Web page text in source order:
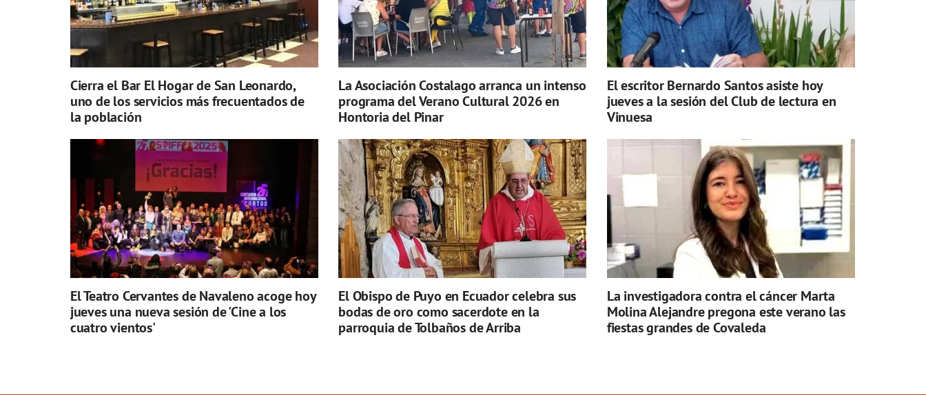
Cierra el Bar El Hogar de San Leonardo,
uno de los servicios más frecuentados de
la población
La Asociación Costalago arranca un intenso
programa del Verano Cultural 2026 en
Hontoria del Pinar
El escritor Bernardo Santos asiste hoy
jueves a la sesión del Club de lectura en
Vinuesa
El Teatro Cervantes de Navaleno acoge hoy
jueves una nueva sesión de 'Cine a los
cuatro vientos'
El Obispo de Puyo en Ecuador celebra sus
bodas de oro como sacerdote en la
parroquia de Tolbaños de Arriba
La investigadora contra el cáncer Marta
Molina Alejandre pregona este verano las
fiestas grandes de Covaleda